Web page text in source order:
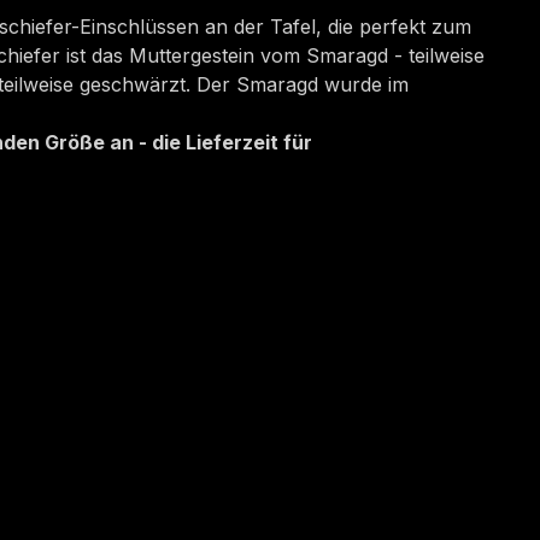
Einschlüssen an der Tafel, die perfekt zum
ist das Muttergestein vom Smaragd - teilweise
geschwärzt. Der Smaragd wurde im
Größe an - die Lieferzeit für